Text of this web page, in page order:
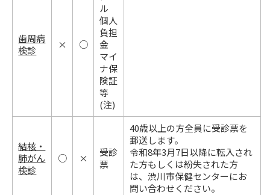
歯周病
検診
× ○
ル
個人
負担
金
マイ
ナ保
険証
等
(注)
結核・
肺がん
検診
○ ×
受診
票
40歳以上の方全員に受診票を
郵送します。
令和8年3月7日以降に転入され
た方もしくは紛失された方
は、渋川市保健センターにお
問い合わせください。